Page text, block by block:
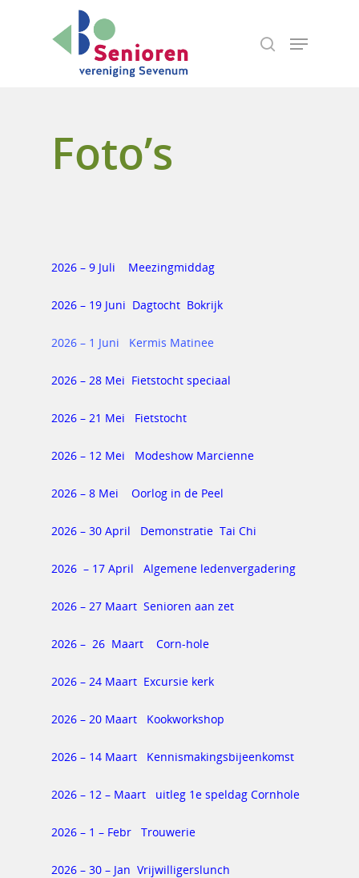
Foto’s
2026 – 9 Juli Meezingmiddag
2026 – 19 Juni Dagtocht Bokrijk
2026 – 1 Juni Kermis Matinee
2026 – 28 Mei Fietstocht speciaal
2026 – 21 Mei Fietstocht
2026 – 12 Mei Modeshow Marcienne
2026 – 8 Mei Oorlog in de Peel
2026 – 30 April Demonstratie Tai Chi
2026 – 17 April Algemene ledenvergadering
2026 – 27 Maart Senioren aan zet
2026 – 26 Maart Corn-hole
2026 – 24 Maart Excursie kerk
2026 – 20 Maart Kookworkshop
2026 – 14 Maart Kennismakingsbijeenkomst
2026 – 12 – Maart uitleg 1e speldag Cornhole
2026 – 1 – Febr Trouwerie
2026 – 30 – Jan Vrijwilligerslunch